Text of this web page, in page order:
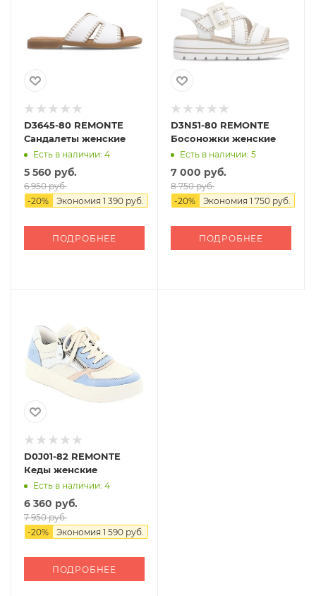
D3645-80 REMONTE
Сандалеты женские
Есть в наличии: 4
5 560 руб.
6 950 руб.
-20% Экономия 1 390 руб.
ПОДРОБНЕЕ
D3N51-80 REMONTE
Босоножки женские
Есть в наличии: 5
7 000 руб.
8 750 руб.
-20% Экономия 1 750 руб.
ПОДРОБНЕЕ
D0J01-82 REMONTE
Кеды женские
Есть в наличии: 4
6 360 руб.
7 950 руб.
-20% Экономия 1 590 руб.
ПОДРОБНЕЕ